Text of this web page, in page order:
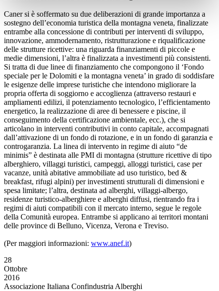
Caner si è soffermato su due deliberazioni di grande importanza a
sostegno dell’economia turistica della montagna veneta, finalizzate
entrambe alla concessione di contributi per interventi di sviluppo,
innovazione, ammodernamento, ristrutturazione e riqualificazione
delle strutture ricettive: una riguarda finanziamenti di piccole e
medie dimensioni, l’altra è finalizzata a investimenti più consistenti.
Si tratta di due linee di finanziamento che compongono il ‘Fondo
speciale per le Dolomiti e la montagna veneta’ in grado di soddisfare
le esigenze delle imprese turistiche che intendono migliorare la
propria offerta di soggiorno e accoglienza (attraverso restauri e
ampliamenti edilizi, il potenziamento tecnologico, l’efficientamento
energetico, la realizzazione di aree di benessere e piscine, il
conseguimento della certificazione ambientale, ecc.), che si
articolano in interventi contributivi in conto capitale, accompagnati
dall’attivazione di un fondo di rotazione, e in un fondo di garanzia e
controgaranzia. La linea di intervento in regime di aiuto “de
minimis” è destinata alle PMI di montagna (strutture ricettive di tipo
alberghiero, villaggi turistici, campeggi, alloggi turistici, case per
vacanze, unità abitative ammobiliate ad uso turistico, bed &
breakfast, rifugi alpini) per investimenti strutturali di dimensioni e
spesa limitate; l’altra, destinata ad alberghi, villaggi-albergo,
residenze turistico-alberghiere e alberghi diffusi, rientrando fra i
regimi di aiuti compatibili con il mercato interno, segue le regole
della Comunità europea. Entrambe si applicano ai territori montani
delle province di Belluno, Vicenza, Verona e Treviso.
(Per maggiori informazioni: www.anef.it)
28
Ottobre
2016
Associazione Italiana Confindustria Alberghi